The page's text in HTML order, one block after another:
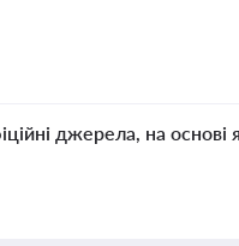
джерела, на основі